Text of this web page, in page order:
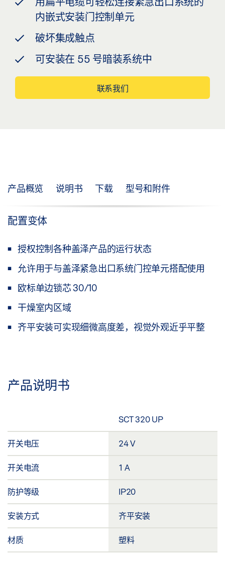
内嵌式安装门控制单元
破坏集成触点
可安装在 55 号暗装系统中
联系我们
产品概览 说明书 下载 型号和附件
配置变体
授权控制各种盖泽产品的运行状态
允许用于与盖泽紧急出口系统门控单元搭配使用
欧标单边锁芯 30/10
干燥室内区域
齐平安装可实现细微高度差，视觉外观近乎平整
产品说明书
SCT 320 UP
开关电压 24 V
开关电流 1 A
防护等级 IP20
安装方式 齐平安装
材质 塑料